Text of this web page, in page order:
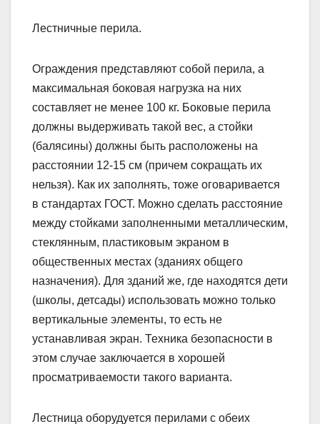
Лестничные перила.
Ограждения представляют собой перила, а
максимальная боковая нагрузка на них
составляет не менее 100 кг. Боковые перила
должны выдерживать такой вес, а стойки
(балясины) должны быть расположены на
расстоянии 12-15 см (причем сокращать их
нельзя). Как их заполнять, тоже оговаривается
в стандартах ГОСТ. Можно сделать расстояние
между стойками заполненными металлическим,
стеклянным, пластиковым экраном в
общественных местах (зданиях общего
назначения). Для зданий же, где находятся дети
(школы, детсады) использовать можно только
вертикальные элементы, то есть не
устанавливая экран. Техника безопасности в
этом случае заключается в хорошей
просматриваемости такого варианта.
Лестница оборудуется перилами с обеих